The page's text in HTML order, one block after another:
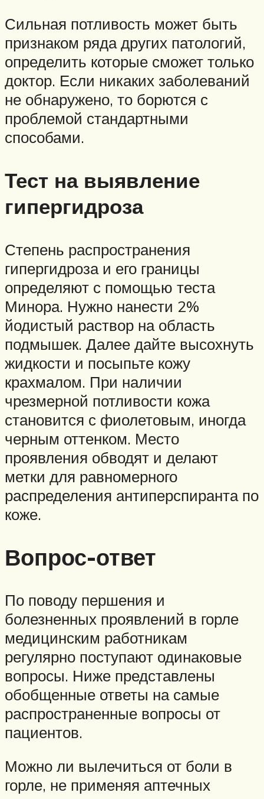
Сильная потливость может быть
признаком ряда других патологий,
определить которые сможет только
доктор. Если никаких заболеваний
не обнаружено, то борются с
проблемой стандартными
способами.
Тест на выявление
гипергидроза
Степень распространения
гипергидроза и его границы
определяют с помощью теста
Минора. Нужно нанести 2%
йодистый раствор на область
подмышек. Далее дайте высохнуть
жидкости и посыпьте кожу
крахмалом. При наличии
чрезмерной потливости кожа
становится с фиолетовым, иногда
черным оттенком. Место
проявления обводят и делают
метки для равномерного
распределения антиперспиранта по
коже.
Вопрос-ответ
По поводу першения и
болезненных проявлений в горле
медицинским работникам
регулярно поступают одинаковые
вопросы. Ниже представлены
обобщенные ответы на самые
распространенные вопросы от
пациентов.
Можно ли вылечиться от боли в
горле, не применяя аптечных